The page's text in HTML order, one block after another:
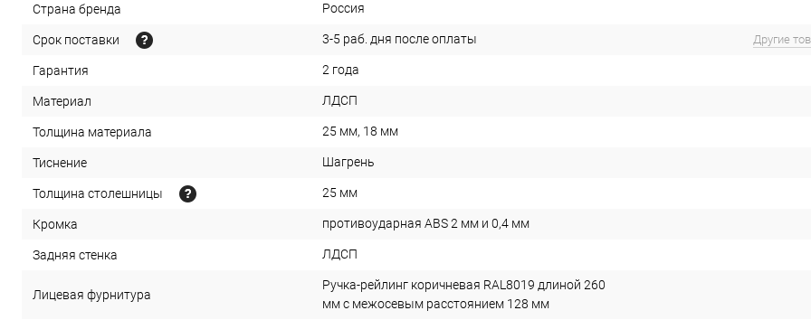
Страна бренда Россия
Срок поставки 3-5 раб. дня после оплаты Другие
Гарантия 2 года
Материал ЛДСП
Толщина материала 25 мм, 18 мм
Тиснение Шагрень
Толщина столешницы 25 мм
Кромка противоударная ABS 2 мм и 0,4 мм
Задняя стенка ЛДСП
Лицевая фурнитура
Ручка-рейлинг коричневая RAL8019 длиной 260
мм с межосевым расстоянием 128 мм